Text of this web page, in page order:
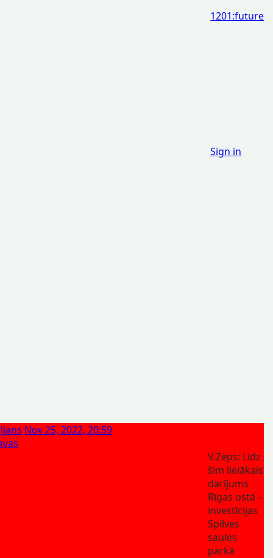
1201:future
Sign in
Nov 25, 2022, 20:59
V.Zeps: Līdz
šim lielākais
darījums
Rīgas ostā –
investīcijas
Spilves
saules
parkā